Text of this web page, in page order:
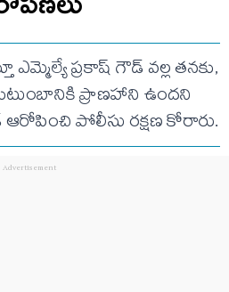
ఎమ్మెల్యే ప్రకాష్ గౌడ్ వల్ల తనకు,
ప్రాణహాని ఉందని
పోలీసు రక్షణ కోరారు.